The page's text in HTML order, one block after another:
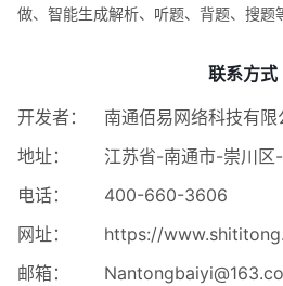
做、智能生成解析、听题、背题、搜题
联系方式
开发者：
南通佰易网络科技有限
地址：
江苏省-南通市-崇川区
电话：
400-660-3606
网址：
https://
邮箱：